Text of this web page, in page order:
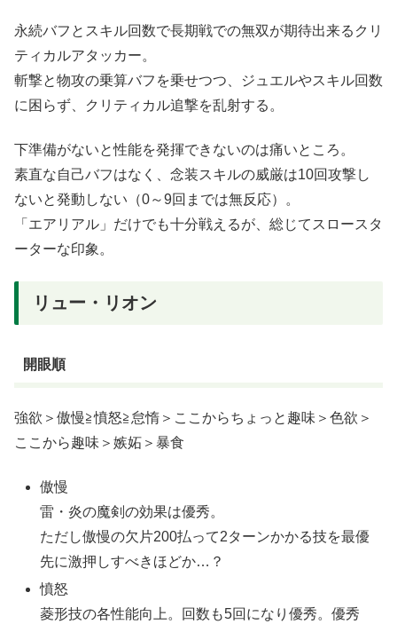
永続バフとスキル回数で長期戦での無双が期待出来るクリ
ティカルアタッカー。
斬撃と物攻の乗算バフを乗せつつ、ジュエルやスキル回数
に困らず、クリティカル追撃を乱射する。
下準備がないと性能を発揮できないのは痛いところ。
素直な自己バフはなく、念装スキルの威厳は10回攻撃し
ないと発動しない（0～9回までは無反応）。
「エアリアル」だけでも十分戦えるが、総じてスロースタ
ーターな印象。
リュー・リオン
開眼順
強欲＞傲慢≧憤怒≧怠惰＞ここからちょっと趣味＞色欲＞
ここから趣味＞嫉妬＞暴食
傲慢
雷・炎の魔剣の効果は優秀。
ただし傲慢の欠片200払って2ターンかかる技を最優
先に激押しすべきほどか…？
憤怒
菱形技の各性能向上。回数も5回になり優秀。優秀